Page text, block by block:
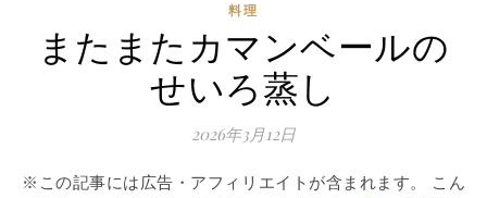
料理
またまたカマンベールの
せいろ蒸し
2026年3月12日
※この記事には広告・アフィリエイトが含まれます。 こん